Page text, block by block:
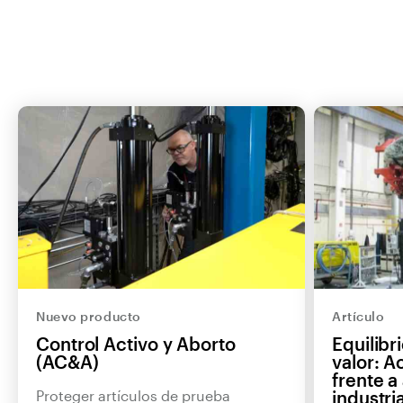
Nuevo producto
Control Activo y Aborto
(AC&A)
Proteger artículos de prueba
Artículo
valor:
frente a